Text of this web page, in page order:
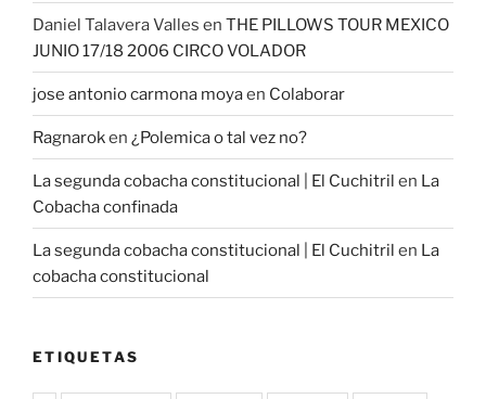
Daniel Talavera Valles en THE PILLOWS TOUR MEXICO
JUNIO 17/18 2006 CIRCO VOLADOR
jose antonio carmona moyaen Colaborar
Ragnaroken ¿Polemica o tal vez no?
La segunda cobacha constitucional | El Cuchitril en La
Cobacha confinada
La segunda cobacha constitucional | El Cuchitril en La
cobacha constitucional
ETIQUETAS